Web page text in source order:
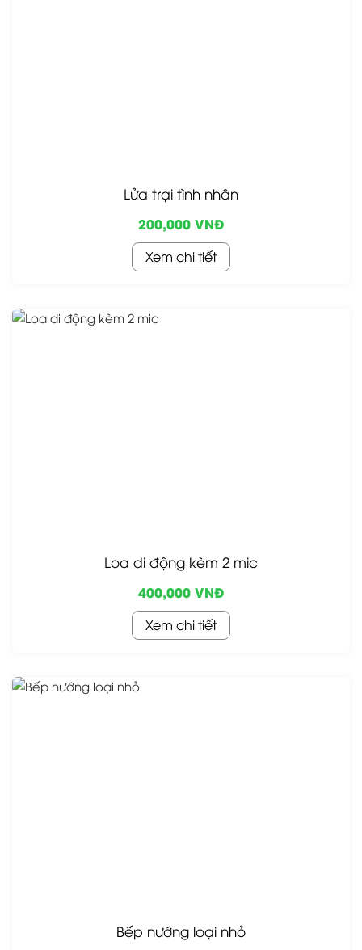
Lửa trại tình nhân
200,000 VNĐ
Xem chi tiết
Loa di động kèm 2 mic
400,000 VNĐ
Xem chi tiết
Bếp nướng loại nhỏ